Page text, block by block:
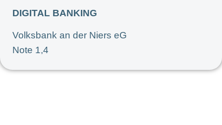
DIGITAL BANKING
Volksbank an der Niers eG
Note 1,4